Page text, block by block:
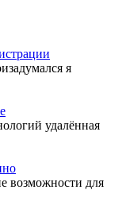
я
удалённая
возможности для